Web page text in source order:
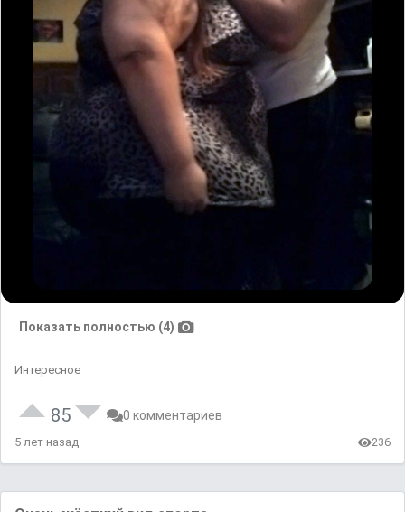
Показать полностью (4)
Интересное
85 0 комментариев
5 лет назад 236